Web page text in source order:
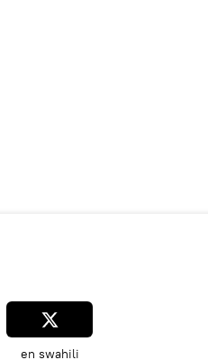
en swahili